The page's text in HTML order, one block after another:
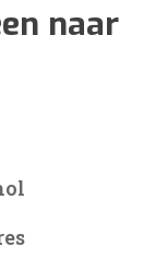
naar